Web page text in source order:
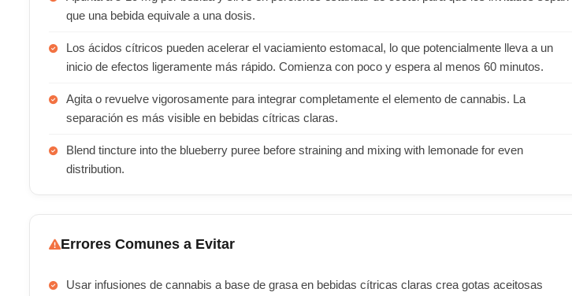
que una bebida equivale a una dosis.
Los ácidos cítricos pueden acelerar el vaciamiento estomacal, lo que potencialmente lleva a un
inicio de efectos ligeramente más rápido. Comienza con poco y espera al menos 60 minutos.
Agita o revuelve vigorosamente para integrar completamente el elemento de cannabis. La
separación es más visible en bebidas cítricas claras.
Blend tincture into the blueberry puree before straining and mixing with lemonade for even
distribution.
Errores Comunes a Evitar
Usar infusiones de cannabis a base de grasa en bebidas cítricas claras crea gotas aceitosas